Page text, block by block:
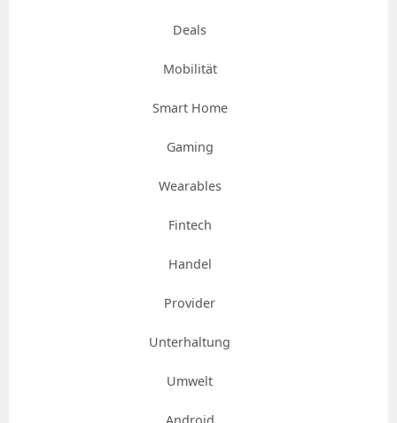
Deals
Mobilität
Smart Home
Gaming
Wearables
Fintech
Handel
Provider
Unterhaltung
Umwelt